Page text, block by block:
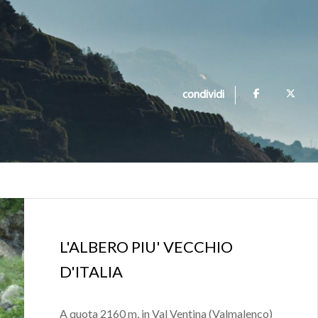
condividi
L'ALBERO PIU' VECCHIO
D'ITALIA
A quota 2160 m, in Val Ventina (Valmalenco)